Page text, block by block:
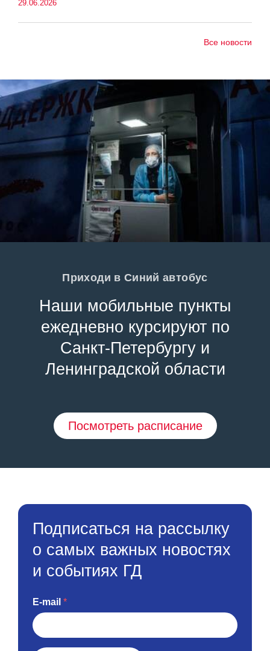
29.06.2026
Все новости
Приходи в Синий автобус
Наши мобильные пункты
ежедневно курсируют по
Санкт-Петербургу и
Ленинградской области
Посмотреть расписание
Подписаться на рассылку
о самых важных новостях
и событиях ГД
E-mail